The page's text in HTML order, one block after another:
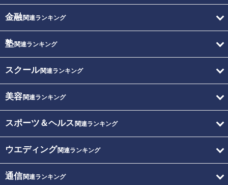
金融関連ランキング
塾関連ランキング
スクール関連ランキング
美容関連ランキング
スポーツ＆ヘルス 関連ランキング
ウエディング関連ランキング
通信関連ランキング